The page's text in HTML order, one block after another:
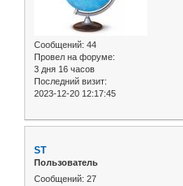
Сообщений: 44
Провел на форуме:
3 дня 16 часов
Последний визит:
2023-12-20 12:17:45
ST
Пользователь
Сообщений: 27